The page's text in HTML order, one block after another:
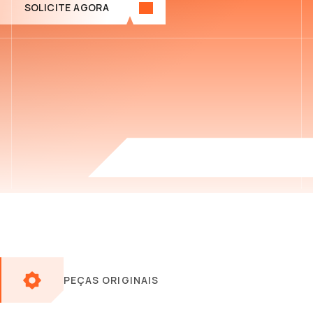
SOLICITE AGORA
PEÇAS ORIGINAIS